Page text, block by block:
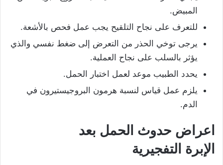
المبيض.
للتعرف على نجاح التلقيح يجب عمل فحص بالأشعة.
يرجى توخي الحذر من التعرض إلى ضغط نفسي والذي
يؤثر بالسلب على نجاح العملية.
يحدد الطبيب موعد لعمل اختبار الحمل.
يلزم عمل قياس لنسبة هرمون البروجيستيرون في
الدم.
اعراض حدوث الحمل بعد
الإبرة التفجيرية